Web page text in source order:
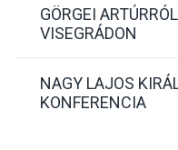
GÖRGEI
VISEGRÁDON
NAGY LAJOS
KONFERENCIA